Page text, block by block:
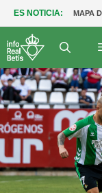
ES NOTICIA: MAPA